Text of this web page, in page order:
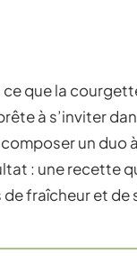
ce que la
à s’inviter
un
: une recette
fraîcheur et de